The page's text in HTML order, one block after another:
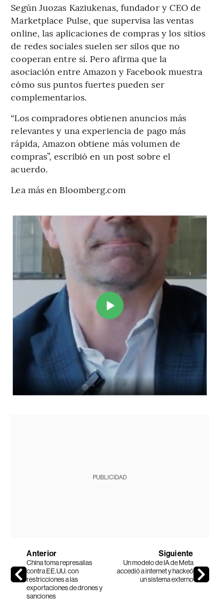
Según Juozas Kaziukenas, fundador y CEO de
Marketplace Pulse, que supervisa las ventas
online, las aplicaciones de compras y los sitios
de redes sociales suelen ser silos que no
cooperan entre sí. Pero afirma que la
asociación entre Amazon y Facebook muestra
cómo sus puntos fuertes pueden ser
complementarios.
“Los compradores obtienen anuncios más
relevantes y una experiencia de pago más
rápida, Amazon obtiene más volumen de
compras”, escribió en un post sobre el
acuerdo.
Lea más en Bloomberg.com
PUBLICIDAD
Anterior
China toma represalias
contra EE.UU. con
restricciones a las
exportaciones de drones y
sanciones
Siguiente
Un modelo de IA de Meta
accedió a internet y hackeó
un sistema externo